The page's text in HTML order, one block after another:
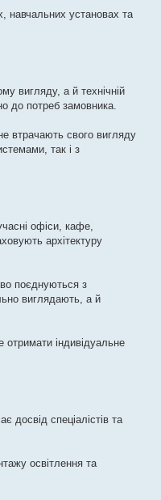
навчальних установах та
вигляду, а й технічній
до потреб замовника.
втрачають свого вигляду
так і з
офіси, кафе,
архітектуру
поєднуються з
виглядають, а й
індивідуальне
досвід спеціалістів та
освітлення та